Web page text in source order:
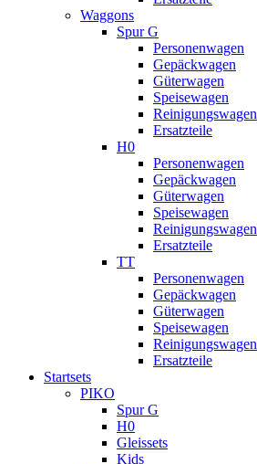
Waggons
Spur G
Personenwagen
Gepäckwagen
Güterwagen
Speisewagen
Reinigungswagen
Ersatzteile
H0
Personenwagen
Gepäckwagen
Güterwagen
Speisewagen
Reinigungswagen
Ersatzteile
TT
Personenwagen
Gepäckwagen
Güterwagen
Speisewagen
Reinigungswagen
Ersatzteile
Startsets
PIKO
Spur G
H0
Gleissets
Kids